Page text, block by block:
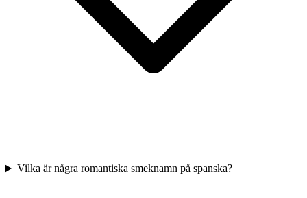
Vilka är några romantiska smeknamn på spanska?